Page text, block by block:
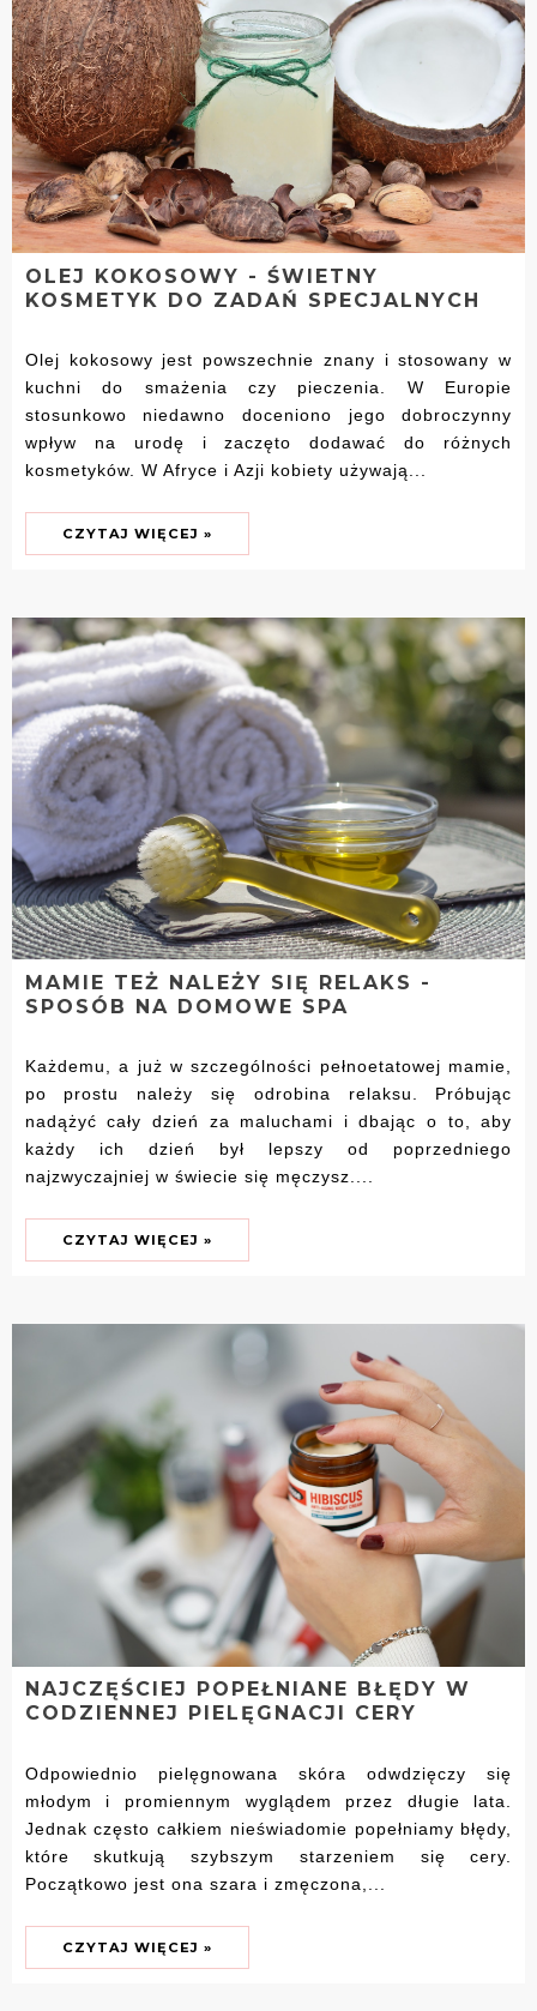
OLEJ KOKOSOWY - ŚWIETNY
KOSMETYK DO ZADAŃ SPECJALNYCH
Olej kokosowy jest powszechnie znany i stosowany w
kuchni do smażenia czy pieczenia. W Europie
stosunkowo niedawno doceniono jego dobroczynny
wpływ na urodę i zaczęto dodawać do różnych
kosmetyków. W Afryce i Azji kobiety używają...
CZYTAJ WIĘCEJ »
MAMIE TEŻ NALEŻY SIĘ RELAKS -
SPOSÓB NA DOMOWE SPA
Każdemu, a już w szczególności pełnoetatowej mamie,
po prostu należy się odrobina relaksu. Próbując
nadążyć cały dzień za maluchami i dbając o to, aby
każdy ich dzień był lepszy od poprzedniego
najzwyczajniej w świecie się męczysz....
CZYTAJ WIĘCEJ »
NAJCZĘŚCIEJ POPEŁNIANE BŁĘDY W
CODZIENNEJ PIELĘGNACJI CERY
Odpowiednio pielęgnowana skóra odwdzięczy się
młodym i promiennym wyglądem przez długie lata.
Jednak często całkiem nieświadomie popełniamy błędy,
które skutkują szybszym starzeniem się cery.
Początkowo jest ona szara i zmęczona,...
CZYTAJ WIĘCEJ »